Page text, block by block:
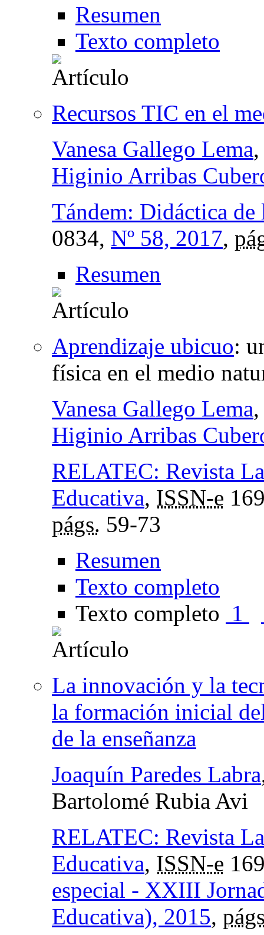
Resumen
Texto completo
Recursos TIC en el
Vanesa Gallego Lema
Higinio Arribas
Tándem: Didáctica
0834, Nº 58, 2017,
Resumen
Aprendizaje ubicuo:
física en el medio
Vanesa Gallego Lema
Higinio Arribas
RELATEC: Revista
Educativa, ISSN-e
págs. 59-73
Resumen
Texto completo
Texto completo 1
La innovación y la
la formación inicial
de la enseñanza
Joaquín Paredes Labra
Bartolomé Rubia Avi
RELATEC: Revista
Educativa, ISSN-e
especial - XXIII
Educativa), 2015,